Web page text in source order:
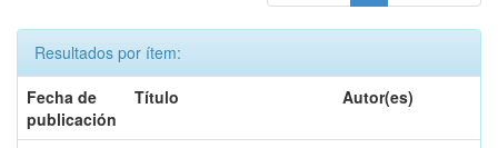
Resultados por ítem:
Fecha de
publicación
Título Autor(es)